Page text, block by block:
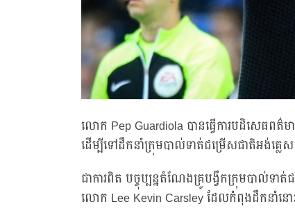
លោក Pep Guardiola បានធ្វើការបដិសេធពត៌
ដើម្បីទៅដឹកនាំក្រុមបាល់ទាត់ជម្រើសជាតិអង់គ្លេ
ជាការពិត បច្ចុប្បន្នតំណែងគ្រូបង្វឹកក្រុមបាល់
លោក Lee Kevin Carsley ដែលកំពុងដឹកនាំនោ